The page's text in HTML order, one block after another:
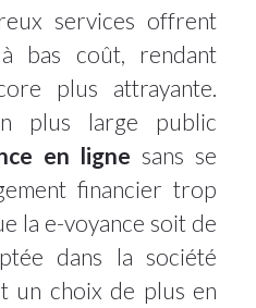
services offrent
bas coût, rendant
plus attrayante.
plus large public
en ligne sans se
financier trop
la e-voyance soit de
dans la société
un choix de plus en